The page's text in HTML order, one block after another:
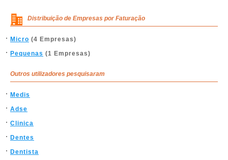
Distribuição de Empresas por Faturação
Micro (4 Empresas)
Pequenas (1 Empresas)
Outros utilizadores pesquisaram
Medis
Adse
Clinica
Dentes
Dentista